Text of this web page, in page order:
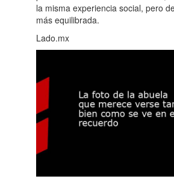
la misma experiencia social, pero
más equilibrada.
Lado.mx